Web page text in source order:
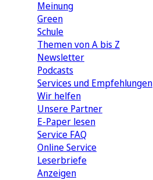
Meinung
Green
Schule
Themen von A bis Z
Newsletter
Podcasts
Services und Empfehlungen
Wir helfen
Unsere Partner
E-Paper lesen
Service FAQ
Online Service
Leserbriefe
Anzeigen